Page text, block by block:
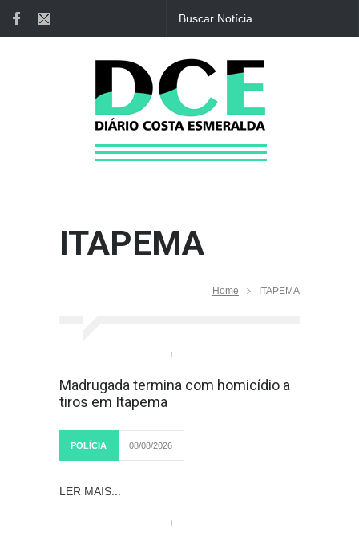
ITAPEMA
Home ITAPEMA
Madrugada termina com homicídio a
tiros em Itapema
POLÍCIA 08/08/2026
LER MAIS...